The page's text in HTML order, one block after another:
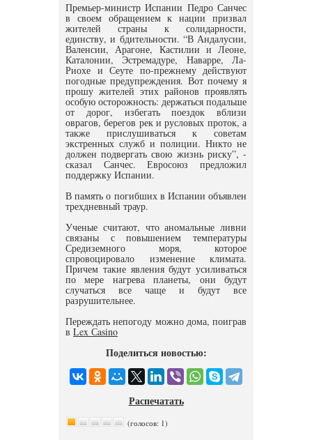
Премьер-министр Испании Педро Санчес
в своем обращением к нации призвал
жителей страны к солидарности,
единству, и бдительности. “В Андалусии,
Валенсии, Арагоне, Кастилии и Леоне,
Каталонии, Эстремадуре, Наварре, Ла-
Риохе и Сеуте по-прежнему действуют
погодные предупреждения. Вот почему я
прошу жителей этих районов проявлять
особую осторожность: держаться подальше
от дорог, избегать поездок вблизи
оврагов, берегов рек и русловых проток, а
также прислушиваться к советам
экстренных служб и полиции. Никто не
должен подвергать свою жизнь риску”, -
сказал Санчес. Евросоюз предложил
поддержку Испании.
В память о погибших в Испании объявлен
трехдневный траур.
Ученые считают, что аномальные ливни
связаны с повышением температуры
Средиземного моря, которое
спровоцировало изменение климата.
Причем такие явления будут усиливаться
по мере нагрева планеты, они будут
случаться все чаще и будут все
разрушительнее.
Переждать непогоду можно дома, поиграв
в Lex Сasino
Поделиться новостью:
Распечатать
(голосов: 1)